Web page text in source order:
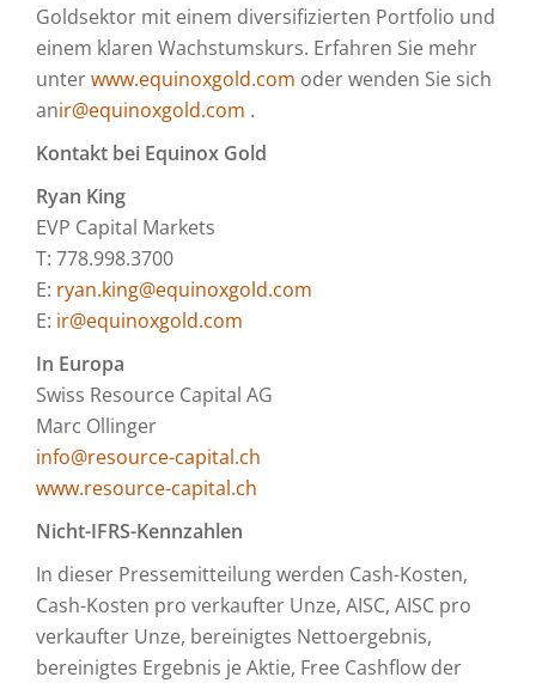
Goldsektor mit einem diversifizierten Portfolio und
einem klaren Wachstumskurs. Erfahren Sie mehr
unterwww.equinoxgold.com oder wenden Sie sich
anir@equinoxgold.com .
Kontakt bei Equinox Gold
Ryan King
EVP Capital Markets
T: 778.998.3700
E: ryan.king@equinoxgold.com
E: ir@equinoxgold.com
In Europa
Swiss Resource Capital AG
Marc Ollinger
info@resource-capital.ch
www.resource-capital.ch
Nicht-IFRS-Kennzahlen
In dieser Pressemitteilung werden Cash-Kosten,
Cash-Kosten pro verkaufter Unze, AISC, AISC pro
verkaufter Unze, bereinigtes Nettoergebnis,
bereinigtes Ergebnis je Aktie, Free Cashflow der